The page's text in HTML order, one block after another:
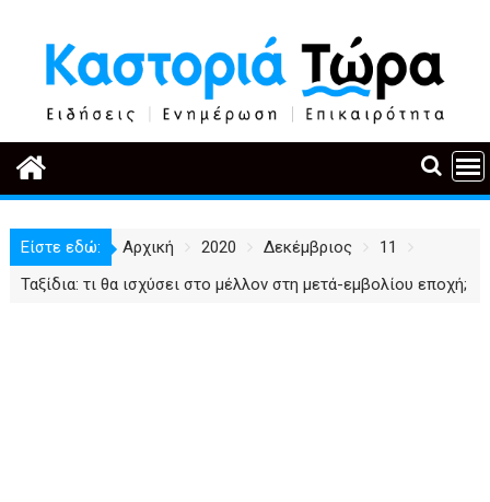
περιεχόμενο
Είστε εδώ: Αρχική 2020 Δεκέμβριος
11
Ταξίδια: τι θα ισχύσει στο μέλλον στη μετά-εμβολίου εποχή;